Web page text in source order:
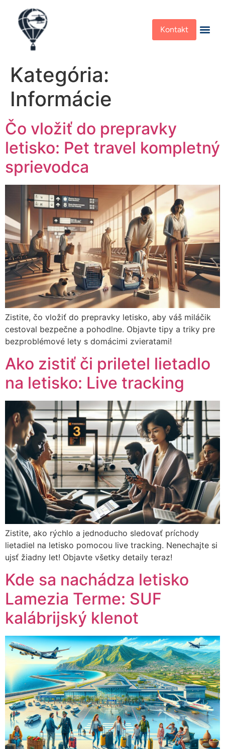
Kontakt
Kategória:
Informácie
Čo vložiť do prepravky
letisko: Pet travel kompletný
sprievodca
Zistite, čo vložiť do prepravky letisko, aby váš miláčik
cestoval bezpečne a pohodlne. Objavte tipy a triky pre
bezproblémové lety s domácimi zvieratami!
Ako zistiť či priletel lietadlo
na letisko: Live tracking
Zistite, ako rýchlo a jednoducho sledovať príchody
lietadiel na letisko pomocou live tracking. Nenechajte si
ujsť žiadny let! Objavte všetky detaily teraz!
Kde sa nachádza letisko
Lamezia Terme: SUF
kalábrijský klenot